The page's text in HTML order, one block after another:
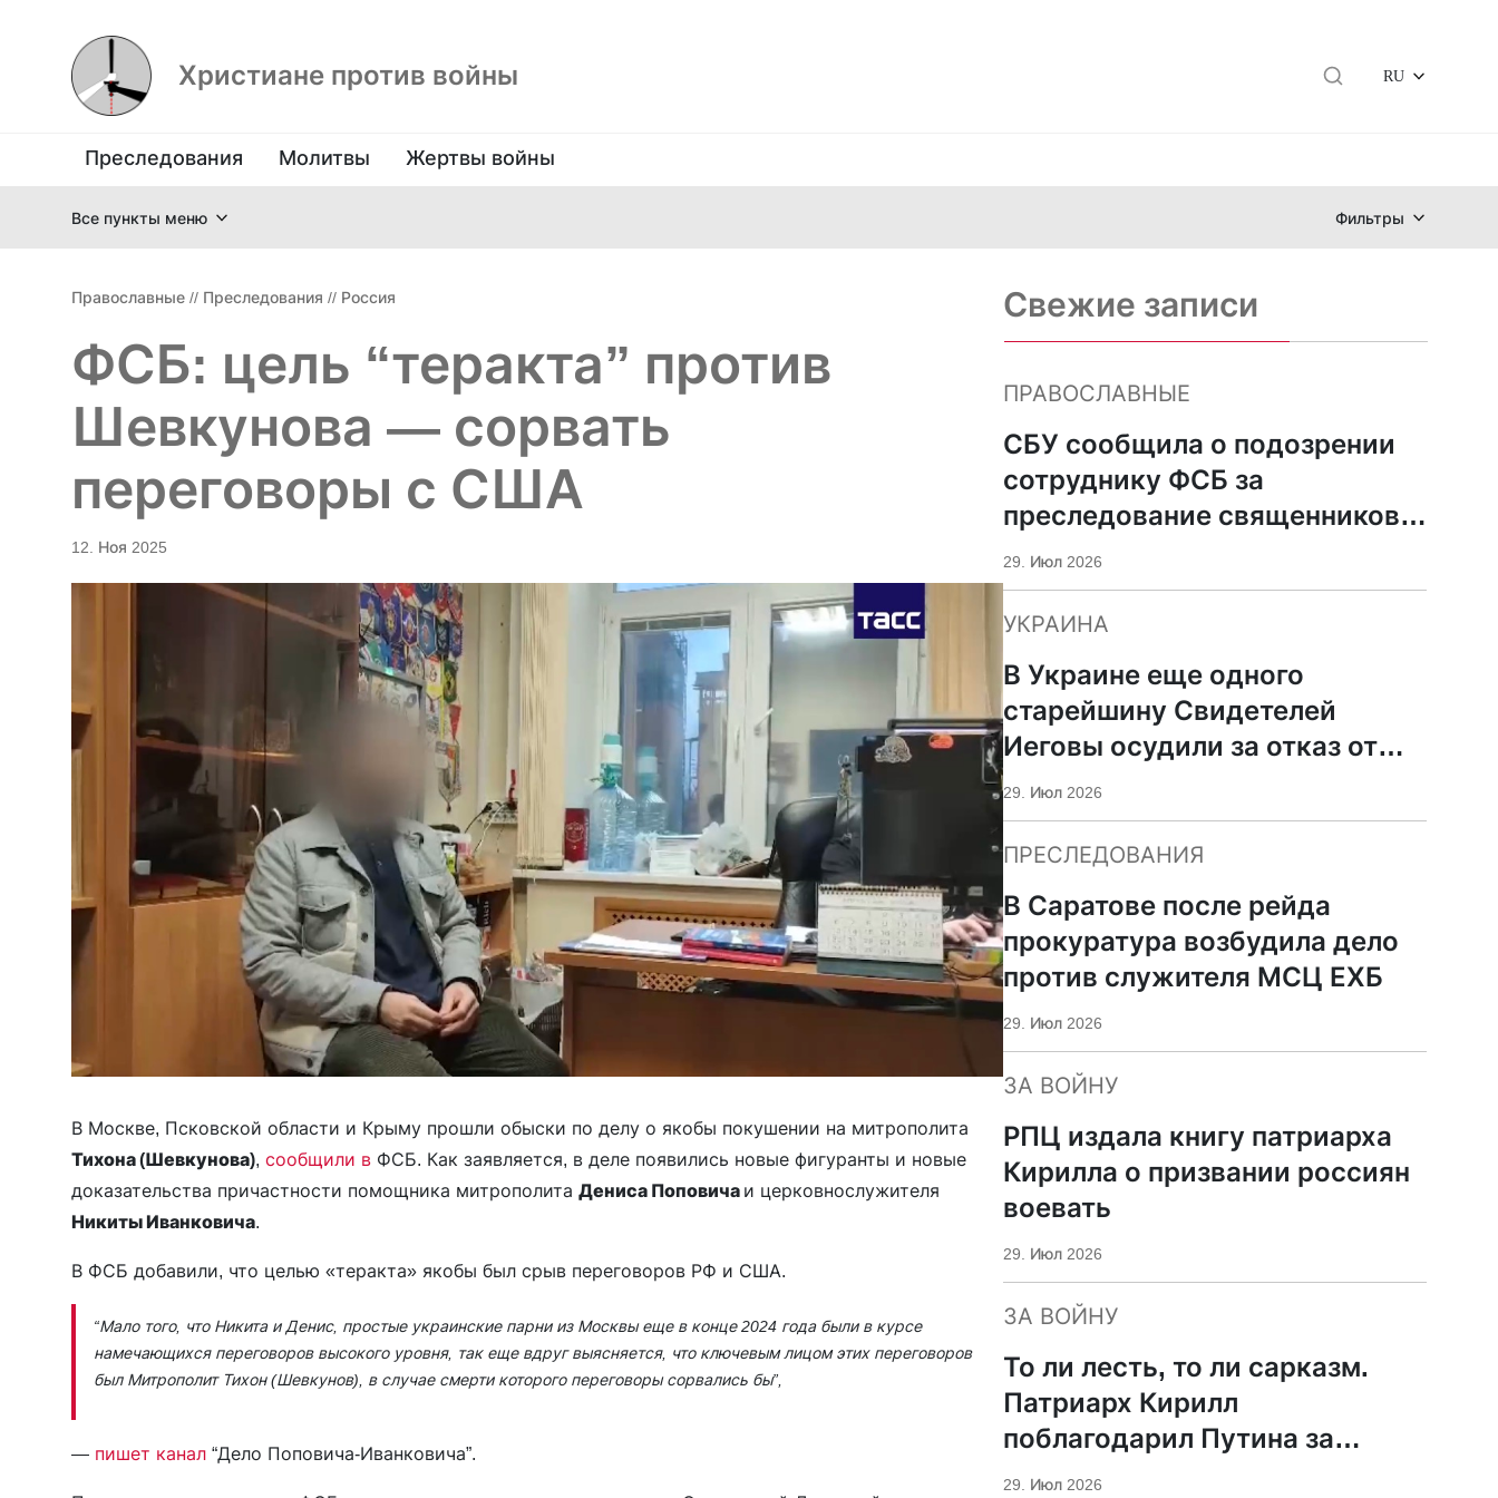
Христиане против войны RU
Преследования Молитвы Жертвы войны
Все пункты меню Фильтры
Православные // Преследования // Россия
ФСБ: цель “теракта” против
Шевкунова — сорвать
переговоры с США
12. Ноя 2025
В Москве, Псковской области и Крыму прошли обыски по делу о якобы покушении на митрополита
Тихона (Шевкунова), сообщили в ФСБ. Как заявляется, в деле появились новые фигуранты и новые
доказательства причастности помощника митрополита Дениса Поповича и церковнослужителя
Никиты Иванковича.
В ФСБ добавили, что целью «теракта» якобы был срыв переговоров РФ и США.
“Мало того, что Никита и Денис, простые украинские парни из Москвы еще в конце 2024 года были в курсе
намечающихся переговоров высокого уровня, так еще вдруг выясняется, что ключевым лицом этих переговоров
был Митрополит Тихон (Шевкунов), в случае смерти которого переговоры сорвались бы”
— пишет канал “Дело Поповича-Иванковича”.
Свежие записи
ПРАВОСЛАВНЫЕ
СБУ сообщила о подозрении
сотруднику ФСБ за
преследование священников
ПЦУ
29. Июл 2026
УКРАИНА
В Украине еще одного
старейшину Свидетелей
Иеговы осудили за отказ от
мобилизации
29. Июл 2026
ПРЕСЛЕДОВАНИЯ
В Саратове после рейда
прокуратура возбудила дело
против служителя МСЦ ЕХБ
29. Июл 2026
ЗА ВОЙНУ
РПЦ издала книгу патриарха
Кирилла о призвании россиян
воевать
29. Июл 2026
ЗА ВОЙНУ
То ли лесть, то ли сарказм.
Патриарх Кирилл
поблагодарил Путина за
защиту суверенитета и
29. Июл 2026